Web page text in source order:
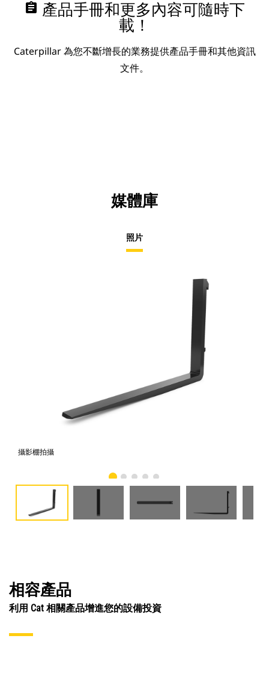
assignment 產品手冊和更多內容可隨時下
載！
Caterpillar 為您不斷增長的業務提供產品手冊和其他資訊
文件。
媒體庫
照片
攝影棚拍攝
相容產品
利用 Cat 相關產品增進您的設備投資